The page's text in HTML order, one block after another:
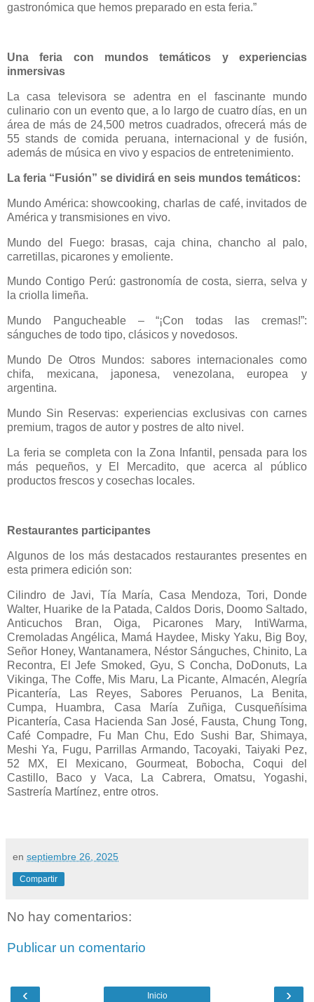
gastronómica que hemos preparado en esta feria.”
Una feria con mundos temáticos y experiencias
inmersivas
La casa televisora se adentra en el fascinante mundo
culinario con un evento que, a lo largo de cuatro días, en un
área de más de 24,500 metros cuadrados, ofrecerá más de
55 stands de comida peruana, internacional y de fusión,
además de música en vivo y espacios de entretenimiento.
La feria “Fusión” se dividirá en seis mundos temáticos:
Mundo América: showcooking, charlas de café, invitados de
América y transmisiones en vivo.
Mundo del Fuego: brasas, caja china, chancho al palo,
carretillas, picarones y emoliente.
Mundo Contigo Perú: gastronomía de costa, sierra, selva y
la criolla limeña.
Mundo Pangucheable – “¡Con todas las cremas!”:
sánguches de todo tipo, clásicos y novedosos.
Mundo De Otros Mundos: sabores internacionales como
chifa, mexicana, japonesa, venezolana, europea y
argentina.
Mundo Sin Reservas: experiencias exclusivas con carnes
premium, tragos de autor y postres de alto nivel.
La feria se completa con la Zona Infantil, pensada para los
más pequeños, y El Mercadito, que acerca al público
productos frescos y cosechas locales.
Restaurantes participantes
Algunos de los más destacados restaurantes presentes en
esta primera edición son:
Cilindro de Javi, Tía María, Casa Mendoza, Tori, Donde
Walter, Huarike de la Patada, Caldos Doris, Doomo Saltado,
Anticuchos Bran, Oiga, Picarones Mary, IntiWarma,
Cremoladas Angélica, Mamá Haydee, Misky Yaku, Big Boy,
Señor Honey, Wantanamera, Néstor Sánguches, Chinito, La
Recontra, El Jefe Smoked, Gyu, S Concha, DoDonuts, La
Vikinga, The Coffe, Mis Maru, La Picante, Almacén, Alegría
Picantería, Las Reyes, Sabores Peruanos, La Benita,
Cumpa, Huambra, Casa María Zuñiga, Cusqueñísima
Picantería, Casa Hacienda San José, Fausta, Chung Tong,
Café Compadre, Fu Man Chu, Edo Sushi Bar, Shimaya,
Meshi Ya, Fugu, Parrillas Armando, Tacoyaki, Taiyaki Pez,
52 MX, El Mexicano, Gourmeat, Bobocha, Coqui del
Castillo, Baco y Vaca, La Cabrera, Omatsu, Yogashi,
Sastrería Martínez, entre otros.
en septiembre 26, 2025
Compartir
No hay comentarios:
Publicar un comentario
‹ ›
Inicio